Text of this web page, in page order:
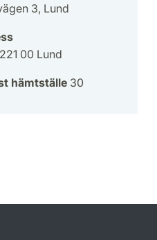
3, Lund
00 Lund
hämtställe30